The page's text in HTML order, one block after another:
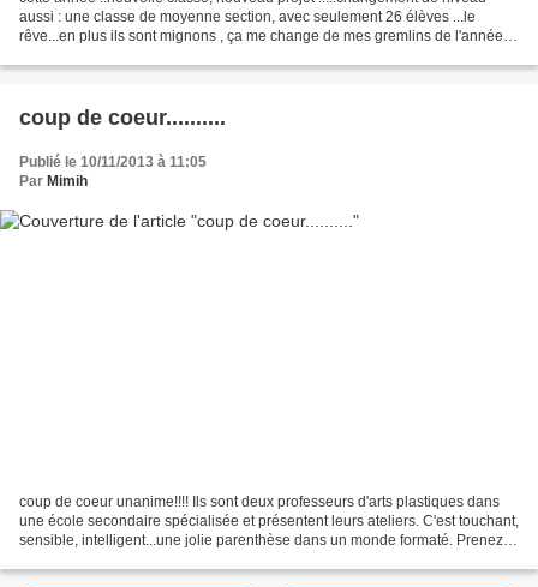
aussi : une classe de moyenne section, avec seulement 26 élèves ...le
rêve...en plus ils sont mignons , ça me change de mes gremlins de l'année
coup de coeur..........
Publié le 10/11/2013 à 11:05
Par Mimih
coup de coeur unanime!!!! Ils sont deux professeurs d'arts plastiques dans
une école secondaire spécialisée et présentent leurs ateliers. C'est touchant,
sensible, intelligent...une jolie parenthèse dans un monde formaté. Prenez le